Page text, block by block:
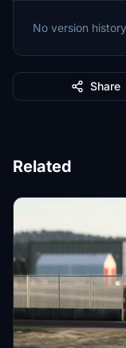
No version
Share
Related